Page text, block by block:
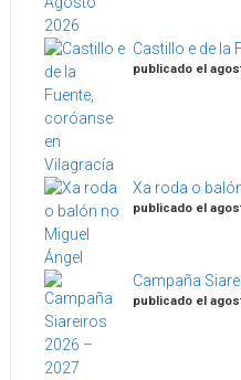
Castillo e de la
publicado el
Xa roda o
publicado el
Campaña
publicado el